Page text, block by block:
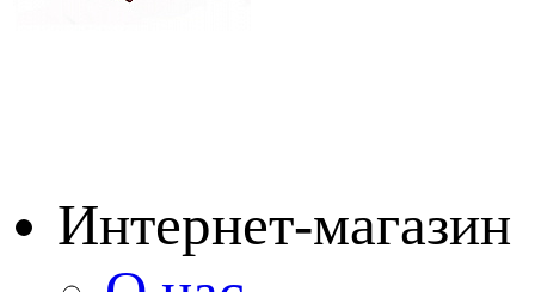
Интернет-магазин